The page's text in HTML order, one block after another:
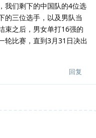
我们剩下的中国队的4位选
的三位选手，以及男队当
束之后，男女单打16强的
轮比赛，直到3月31日决出
回复